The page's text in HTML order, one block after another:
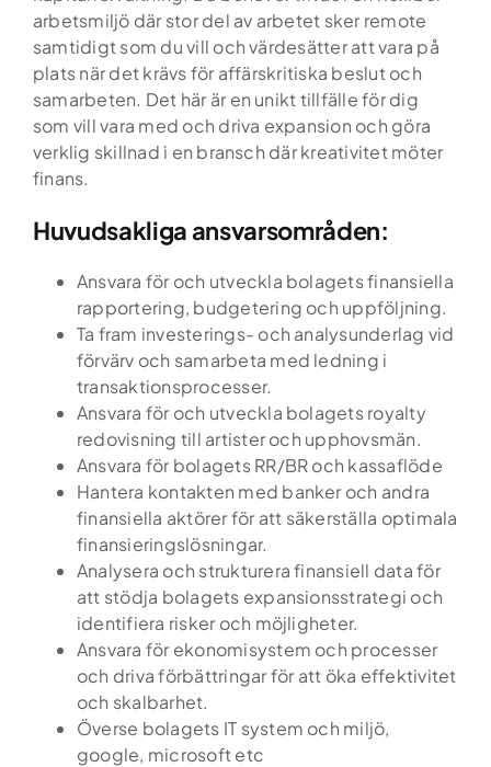
arbetsmiljö där stor del av arbetet sker remote
samtidigt som du vill och värdesätter att vara på
plats när det krävs för affärskritiska beslut och
samarbeten. Det här är en unikt tillfälle för dig
som vill vara med och driva expansion och göra
verklig skillnad i en bransch där kreativitet möter
finans.
Huvudsakliga ansvarsområden:
Ansvara för och utveckla bolagets finansiella
rapportering, budgetering och uppföljning.
Ta fram investerings- och analysunderlag vid
förvärv och samarbeta med ledning i
transaktionsprocesser.
Ansvara för och utveckla bolagets royalty
redovisning till artister och upphovsmän.
Ansvara för bolagets RR/BR och kassaflöde
Hantera kontakten med banker och andra
finansiella aktörer för att säkerställa optimala
finansieringslösningar.
Analysera och strukturera finansiell data för
att stödja bolagets expansionsstrategi och
identifiera risker och möjligheter.
Ansvara för ekonomisystem och processer
och driva förbättringar för att öka effektivitet
och skalbarhet.
Överse bolagets IT system och miljö,
google, microsoft etc